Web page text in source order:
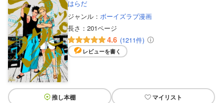
はらだ
ジャンル： ボーイズラブ漫画
長さ： 201ページ
4.6 (1211件)
レビューを書く
推し本棚 マイリスト